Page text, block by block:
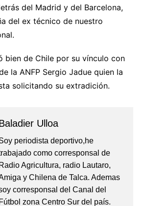
del Madrid y del Barcelona,
del ex técnico de nuestro
bien de Chile por su vínculo con
la ANFP Sergio Jadue quien la
solicitando su extradición.
Ulloa
periodista deportivo,he
como corresponsal de
Radio Agricultura, radio Lautaro,
y Chilena de Talca. Ademas
corresponsal del Canal del
Fútbol zona Centro Sur del país.